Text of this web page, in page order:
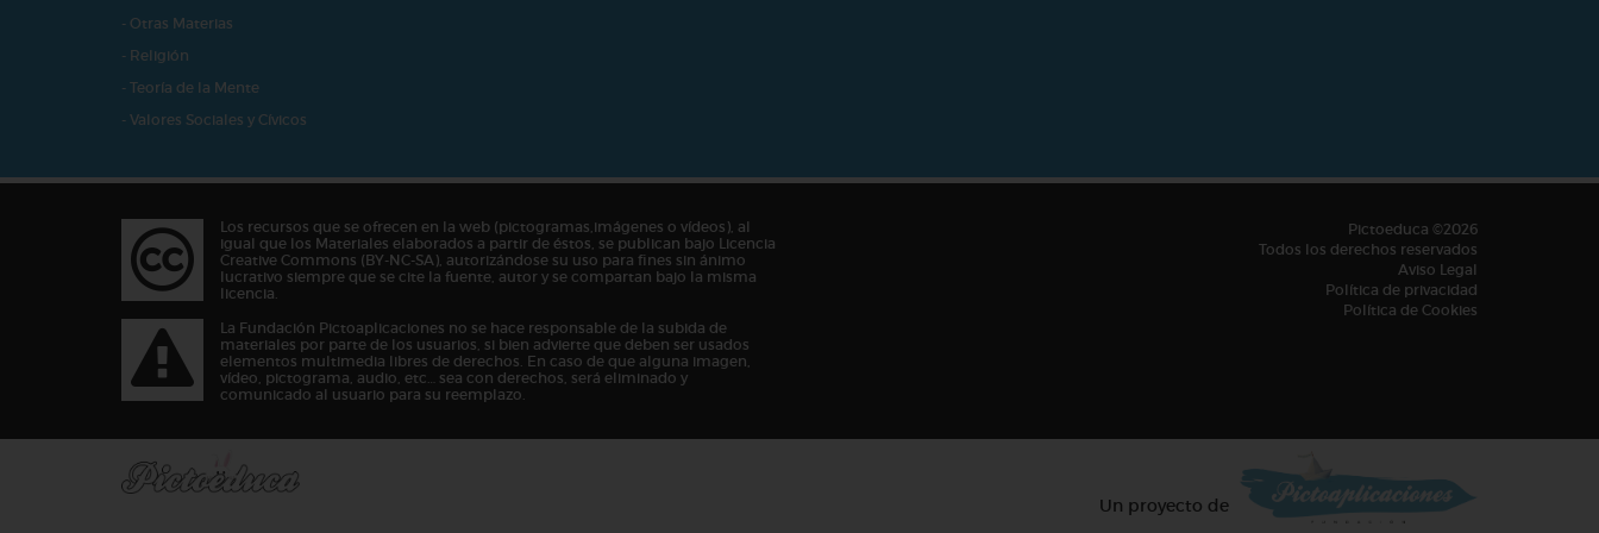
- Otras Materias
- Religión
- Teoría de la Mente
- Valores Sociales y Cívicos
Los recursos que se ofrecen en la web (pictogramas,imágenes o vídeos), al
igual que los Materiales elaborados a partir de éstos, se publican bajo Licencia
Creative Commons (BY-NC-SA), autorizándose su uso para fines sin ánimo
lucrativo siempre que se cite la fuente, autor y se compartan bajo la misma
licencia.
La Fundación Pictoaplicaciones no se hace responsable de la subida de
materiales por parte de los usuarios, si bien advierte que deben ser usados
elementos multimedia libres de derechos. En caso de que alguna imagen,
vídeo, pictograma, audio, etc… sea con derechos, será eliminado y
comunicado al usuario para su reemplazo.
Pictoeduca ©2026
Todos los derechos reservados
Aviso Legal
Política de privacidad
Política de Cookies
Un proyecto de